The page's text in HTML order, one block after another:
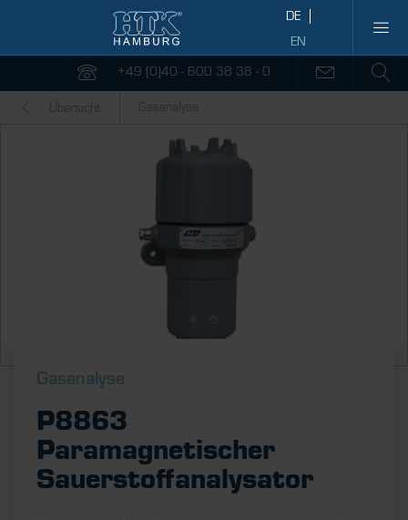
+49 (0)40 - 600 38 38 - 0
Übersicht Gasanalyse
Gasanalyse
P8863
Paramagnetischer
Sauerstoffanalysator